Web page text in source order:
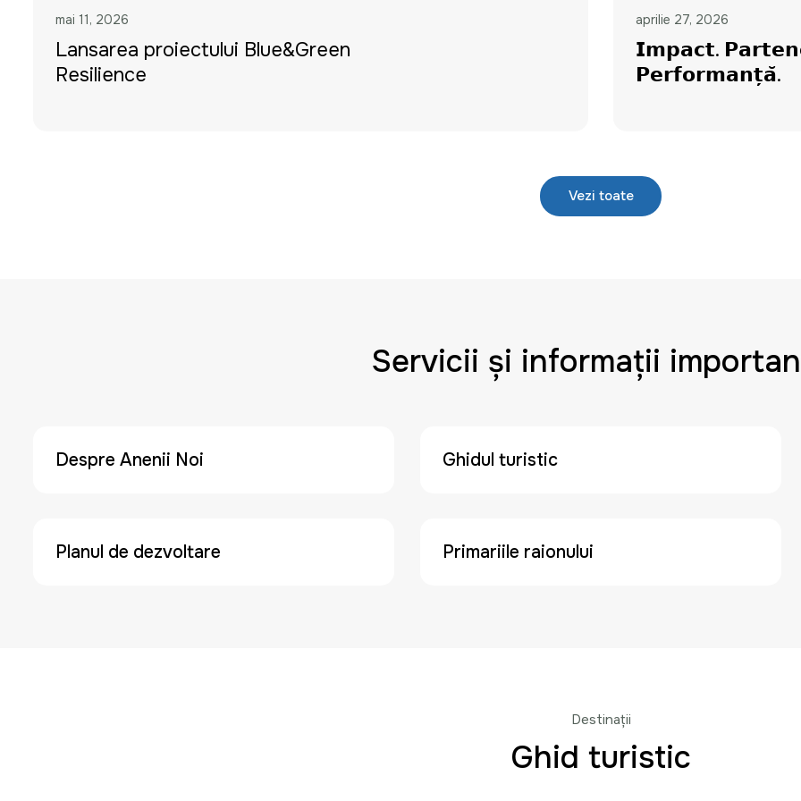
mai 11, 2026
Lansarea proiectului Blue&Green
Resilience
aprilie 27, 2026
𝗜𝗺𝗽𝗮𝗰𝘁.
𝗣𝗲𝗿𝗳𝗼𝗿𝗺𝗮𝗻𝘁̦𝗮̆.
Vezi toate
Servicii și informații
Despre Anenii Noi Ghidul turistic
Planul de dezvoltare Primariile raionului
Destinații
Ghid turistic